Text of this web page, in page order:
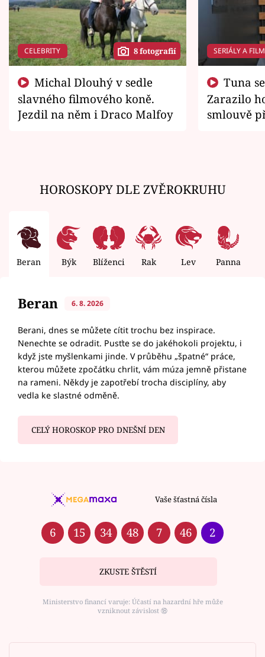
CELEBRITY 8 fotografií
slavného filmového koně.
Jezdil na něm i Draco Malfoy
SERIÁLY A
Zarazilo
smlouvě
HOROSKOPY DLE ZVĚROKRUHU
Beran Býk Blíženci Rak Lev Panna
Beran 6. 8. 2026
Berani, dnes se můžete cítit trochu bez inspirace.
Nenechte se odradit. Pusťte se do jakéhokoli projektu, i
když jste myšlenkami jinde. V průběhu „špatné“ práce,
kterou můžete zpočátku chrlit, vám múza jemně přistane
na rameni. Někdy je zapotřebí trocha disciplíny, aby
vedla ke slastné odměně.
CELÝ HOROSKOP PRO DNEŠNÍ DEN
Vaše šťastná čísla
6 15 34 48 7 46 2
ZKUSTE ŠTĚSTÍ
Ministerstvo financí varuje: Účastí na hazardní hře může
vzniknout závislost ⑱